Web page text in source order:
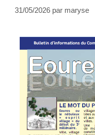
31/05/2026 par maryse